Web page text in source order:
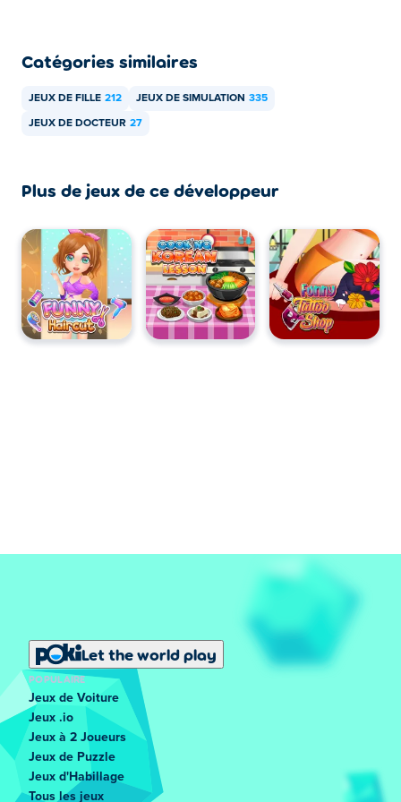
ordinateur et appareils mobiles tels que téléphones et
tablettes.
Catégories similaires
JEUX DE FILLE 212 JEUX DE SIMULATION 335
JEUX DE DOCTEUR 27
Plus de jeux de ce développeur
Let the world play
POPULAIRE
Jeux de Voiture
Jeux .io
Jeux à 2 Joueurs
Jeux de Puzzle
Jeux d'Habillage
Tous les jeux